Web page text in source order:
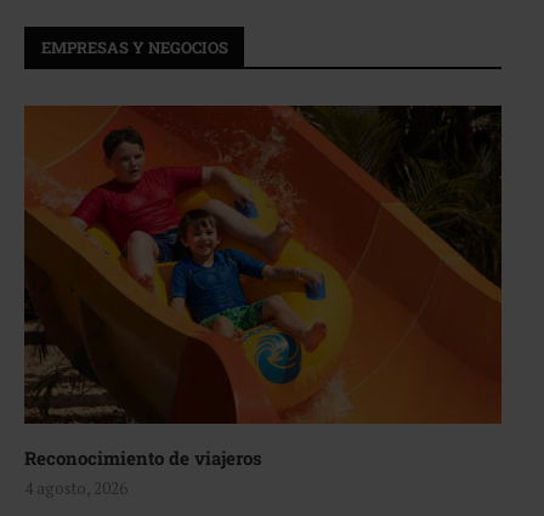
EMPRESAS Y NEGOCIOS
Reconocimiento de viajeros
4 agosto, 2026